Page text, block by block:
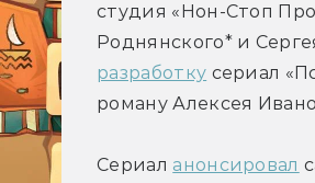
студия «Нон-Стоп
Роднянского* и
разработку сериал
роману Алексея
Сериал анонсировал